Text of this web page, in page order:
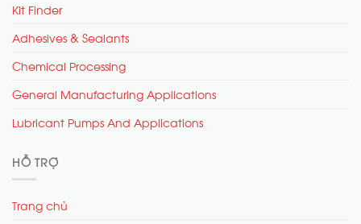
Kit Finder
Adhesives & Sealants
Chemical Processing
General Manufacturing Applications
Lubricant Pumps And Applications
HỖ TRỢ
Trang chủ